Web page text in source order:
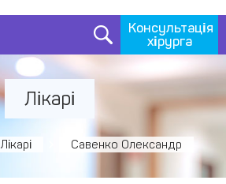
Консультація
хірурга
Лікарі
Лікарі Савенко Олександр